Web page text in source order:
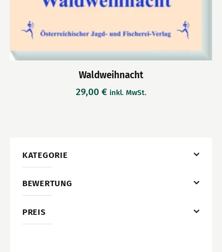
Waldweihnacht
29,00 € inkl. MwSt.
KATEGORIE
BEWERTUNG
PREIS